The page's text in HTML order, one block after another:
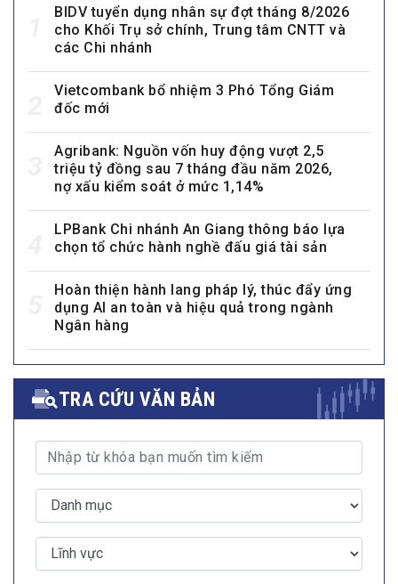
BIDV tuyển dụng nhân sự đợt tháng 8/2026
cho Khối Trụ sở chính, Trung tâm CNTT và
các Chi nhánh
Vietcombank bổ nhiệm 3 Phó Tổng Giám
đốc mới
Agribank: Nguồn vốn huy động vượt 2,5
triệu tỷ đồng sau 7 tháng đầu năm 2026,
nợ xấu kiểm soát ở mức 1,14%
LPBank Chi nhánh An Giang thông báo lựa
chọn tổ chức hành nghề đấu giá tài sản
Hoàn thiện hành lang pháp lý, thúc đẩy ứng
dụng AI an toàn và hiệu quả trong ngành
Ngân hàng
TRA CỨU VĂN BẢN